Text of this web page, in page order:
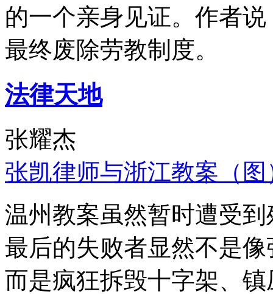
的一个亲身见证。作者
最终废除劳教制度。
法律天地
张耀杰
张凯律师与浙江教案（图
温州教案虽然暂时遭受
最后的失败者显然不是
而是疯狂拆毁十字架、